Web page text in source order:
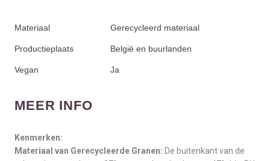
Materiaal Gerecycleerd materiaal
Productieplaats België en buurlanden
Vegan Ja
MEER INFO
Kenmerken:
Materiaal van Gerecycleerde Granen: De buitenkant van de